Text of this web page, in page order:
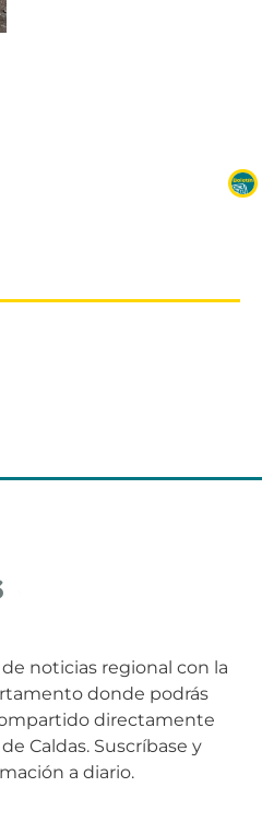
noticias regional con la
donde podrás
directamente
Caldas. Suscríbase y
a diario.